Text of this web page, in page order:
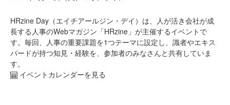
HRzine Day（エイチアールジン・デイ）は、人が活き会社が成
長する人事のWebマガジン「HRzine」が主催するイベントで
す。毎回、人事の重要課題を1つテーマに設定し、識者やエキス
パードが持つ知見・経験を、参加者のみなさんと共有していま
す。
イベントカレンダーを見る